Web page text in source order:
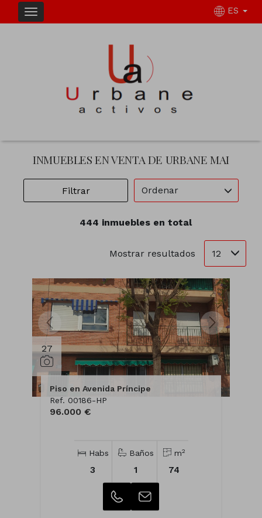
ES
INMUEBLES EN VENTA DE URBANE MAI
Filtrar Ordenar
444 inmuebles en total
Mostrar resultados 12
27
Piso en Avenida Príncipe
Ref. 00186-HP
96.000 €
Habs
3
Baños
1
m2
74